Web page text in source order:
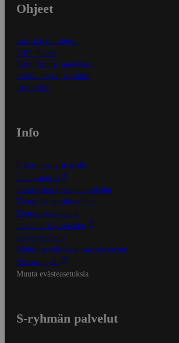
Ohjeet
Ensitilaajan ohjeet
Näin maksat
Näin tilaat ja muokkaat
Kaikki ohjeet ja vinkit
In English
Info
S-Business yrityksille
Oiva-raportit
Osuuskauppojen yhteystiedot
Tilaus- ja toimitusehdot
Tietosuojakäytäntö
Palvelun käyttöehdot
Saavutettavuus
Mobiilisovelluksen saavutettavuus
Mainostajalle
Muuta evästeasetuksia
S-ryhmän palvelut